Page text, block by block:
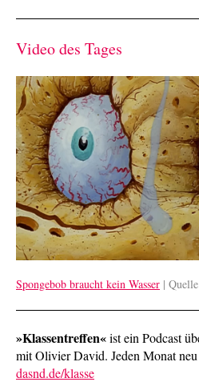
Video des Tages
Spongebob braucht kein Wasser |
»Klassentreffen«ist ein Podcast
mit Olivier David. Jeden Monat
dasnd.de/klasse